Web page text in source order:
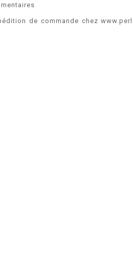
de commande chez